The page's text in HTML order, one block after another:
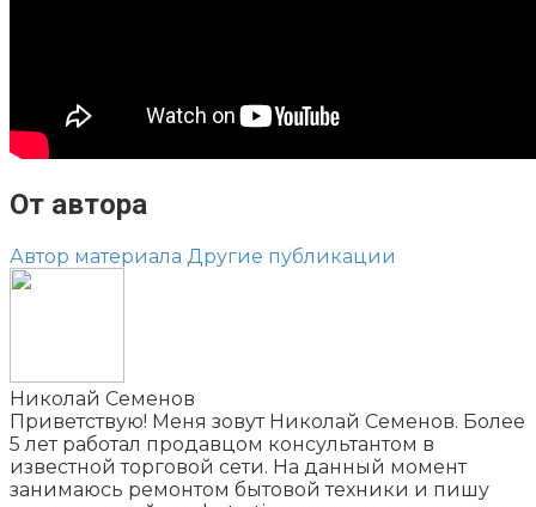
От автора
Автор материала Другие публикации
Николай Семенов
Приветствую! Меня зовут Николай Семенов. Более
5 лет работал продавцом консультантом в
известной торговой сети. На данный момент
занимаюсь ремонтом бытовой техники и пишу